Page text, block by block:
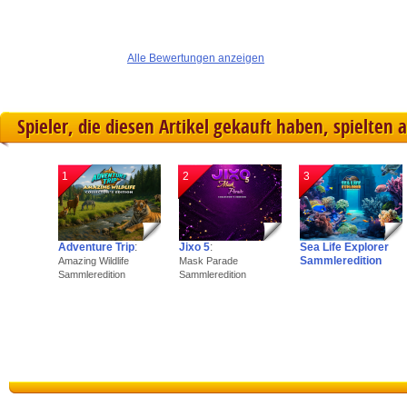
Alle Bewertungen anzeigen
Spieler, die diesen Artikel gekauft haben, spielten
1
Adventure Trip:
Amazing Wildlife
Sammleredition
2
Jixo 5:
Mask Parade
Sammleredition
3
Sea Life Explorer
Sammleredition